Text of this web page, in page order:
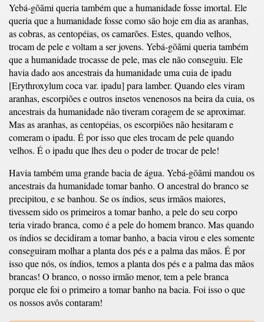
Yebá-gõãmi queria também que a humanidade fosse imortal. Ele
queria que a humanidade fosse como são hoje em dia as aranhas,
as cobras, as centopéias, os camarões. Estes, quando velhos,
trocam de pele e voltam a ser jovens. Yebá-gõãmi queria também
que a humanidade trocasse de pele, mas ele não conseguiu. Ele
havia dado aos ancestrais da humanidade uma cuia de ipadu
[Erythroxylum coca var. ipadu] para lamber. Quando eles viram
aranhas, escorpiões e outros insetos venenosos na beira da cuia, os
ancestrais da humanidade não tiveram coragem de se aproximar.
Mas as aranhas, as centopéias, os escorpiões não hesitaram e
comeram o ipadu. É por isso que eles trocam de pele quando
velhos. É o ipadu que lhes deu o poder de trocar de pele!
Havia também uma grande bacia de água. Yebá-gõãmi mandou os
ancestrais da humanidade tomar banho. O ancestral do branco se
precipitou, e se banhou. Se os índios, seus irmãos maiores,
tivessem sido os primeiros a tomar banho, a pele do seu corpo
teria virado branca, como é a pele do homem branco. Mas quando
os índios se decidiram a tomar banho, a bacia virou e eles somente
conseguiram molhar a planta dos pés e a palma das mãos. É por
isso que nós, os índios, temos a planta dos pés e a palma das mãos
brancas! O branco, o nosso irmão menor, tem a pele branca
porque ele foi o primeiro a tomar banho na bacia. Foi isso o que
os nossos avôs contaram!